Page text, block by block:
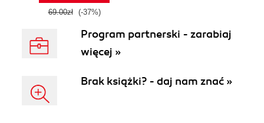
69.00zł (-37%)
Program partnerski - zarabiaj
więcej »
Brak książki? - daj nam znać »